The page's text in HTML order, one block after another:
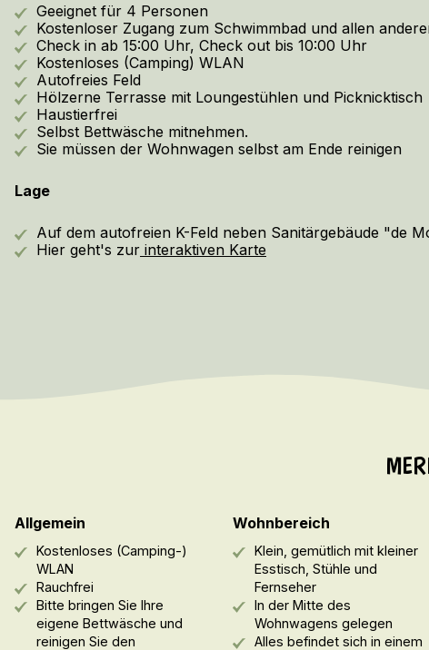
Geeignet für 4 Personen
Kostenloser Zugang zum Schwimmbad und allen
Check in ab 15:00 Uhr, Check out bis 10:00 Uhr
Kostenloses (Camping) WLAN
Autofreies Feld
Hölzerne Terrasse mit Loungestühlen und Picknicktisch
Haustierfrei
Selbst Bettwäsche mitnehmen.
Sie müssen der Wohnwagen selbst am Ende reinigen
Lage
Auf dem autofreien K-Feld neben Sanitärgebäude "de
Hier geht's zur interaktiven Karte
Allgemein
Kostenloses (Camping-)
WLAN
Rauchfrei
Bitte bringen Sie Ihre
eigene Bettwäsche und
reinigen Sie den
Wohnbereich
Klein, gemütlich mit kleiner
Esstisch, Stühle und
Fernseher
In der Mitte des
Wohnwagens gelegen
Alles befindet sich in einem